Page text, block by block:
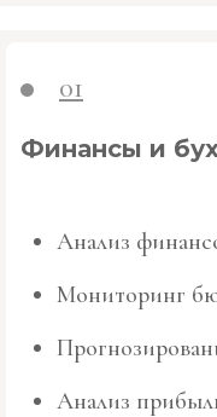
01
Финансы и
Анализ
Мониторинг
Анализ